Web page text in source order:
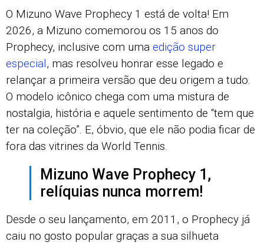
O Mizuno Wave Prophecy 1 está de volta! Em
2026, a Mizuno comemorou os 15 anos do
Prophecy, inclusive com uma edição super
especial, mas resolveu honrar esse legado e
relançar a primeira versão que deu origem a tudo.
O modelo icônico chega com uma mistura de
nostalgia, história e aquele sentimento de “tem que
ter na coleção”. E, óbvio, que ele não podia ficar de
fora das vitrines da World Tennis.
Mizuno Wave Prophecy 1,
relíquias nunca morrem!
Desde o seu lançamento, em 2011, o Prophecy já
caiu no gosto popular graças a sua silhueta